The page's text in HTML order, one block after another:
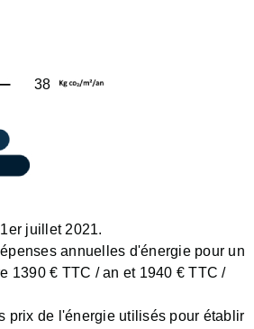
38
juillet 2021.
annuelles d'énergie pour un
1390 € TTC / an et 1940 € TTC /
prix de l'énergie utilisés pour établir